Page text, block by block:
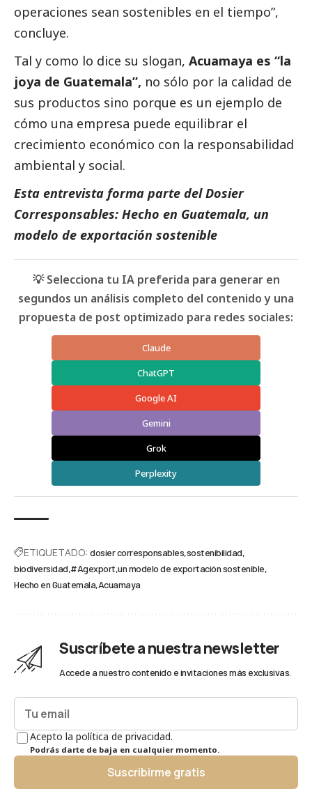
operaciones sean sostenibles en el tiempo”,
concluye.
Tal y como lo dice su slogan, Acuamaya es “la
joya de Guatemala”, no sólo por la calidad de
sus productos sino porque es un ejemplo de
cómo una empresa puede equilibrar el
crecimiento económico con la responsabilidad
ambiental y social.
Esta entrevista forma parte del Dosier
Corresponsables: Hecho en Guatemala, un
modelo de exportación sostenible
💡 Selecciona tu IA preferida para generar en
segundos un análisis completo del contenido y una
propuesta de post optimizado para redes sociales:
Claude
ChatGPT
Google AI
Gemini
Grok
Perplexity
ETIQUETADO: dosier corresponsables sostenibilidad
biodiversidad #Agexport un modelo de exportación sostenible
Hecho en Guatemala Acuamaya
Suscríbete a nuestra newsletter
Accede a nuestro contenido e invitaciones más exclusivas.
Acepto la política de privacidad.
Podrás darte de baja en cualquier momento.
Suscribirme gratis